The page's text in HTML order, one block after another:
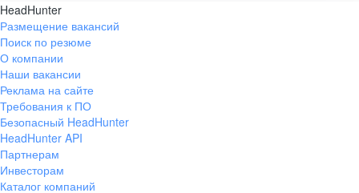
HeadHunter
Размещение вакансий
Поиск по резюме
О компании
Наши вакансии
Реклама на сайте
Требования к ПО
Безопасный HeadHunter
HeadHunter API
Партнерам
Инвесторам
Каталог компаний